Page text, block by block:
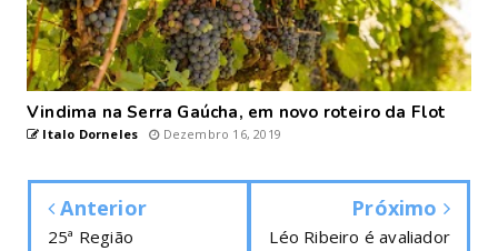
Vindima na Serra Gaúcha, em novo roteiro da Flot
Italo Dorneles Dezembro 16, 2019
Anterior
25ª Região
Próximo
Léo Ribeiro é avaliador